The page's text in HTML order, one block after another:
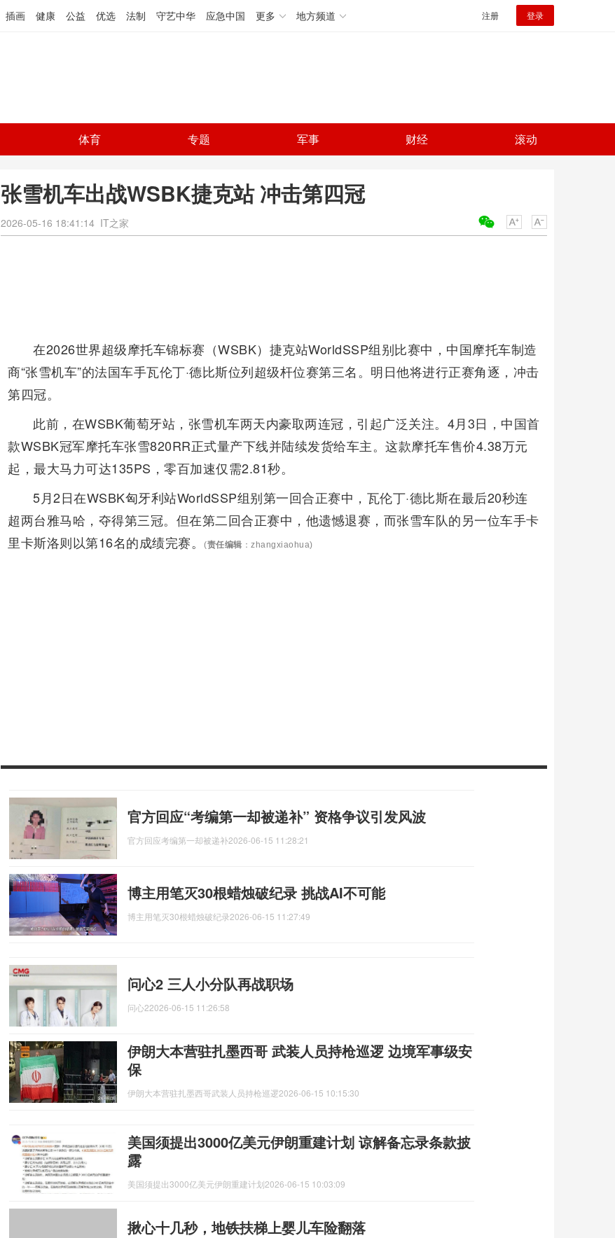
插画 健康 公益 优选 法制 守艺中华 应急中国 更多 地方频道 注册 登录
体育 专题 军事 财经 滚动
张雪机车出战WSBK捷克站 冲击第四冠
2026-05-16 18:41:14 IT之家
在2026世界超级摩托车锦标赛（WSBK）捷克站WorldSSP组别比赛中，中国摩托车制造
商“张雪机车”的法国车手瓦伦丁·德比斯位列超级杆位赛第三名。明日他将进行正赛角逐，冲击
第四冠。
此前，在WSBK葡萄牙站，张雪机车两天内豪取两连冠，引起广泛关注。4月3日，中国首
款WSBK冠军摩托车张雪820RR正式量产下线并陆续发货给车主。这款摩托车售价4.38万元
起，最大马力可达135PS，零百加速仅需2.81秒。
5月2日在WSBK匈牙利站WorldSSP组别第一回合正赛中，瓦伦丁·德比斯在最后20秒连
超两台雅马哈，夺得第三冠。但在第二回合正赛中，他遗憾退赛，而张雪车队的另一位车手卡
里卡斯洛则以第16名的成绩完赛。
(责任编辑 ：zhangxiaohua)
官方回应“考编第一却被递补” 资格争议引发风波
官方回应考编第一却被递补2026-06-15 11:28:21
博主用笔灭30根蜡烛破纪录 挑战AI不可能
博主用笔灭30根蜡烛破纪录2026-06-15 11:27:49
问心2 三人小分队再战职场
问心22026-06-15 11:26:58
伊朗大本营驻扎墨西哥 武装人员持枪巡逻 边境军事级安
保
伊朗大本营驻扎墨西哥武装人员持枪巡逻2026-06-15 10:15:30
美国须提出3000亿美元伊朗重建计划 谅解备忘录条款披
露
美国须提出3000亿美元伊朗重建计划2026-06-15 10:03:09
揪心十几秒，地铁扶梯上婴儿车险翻落